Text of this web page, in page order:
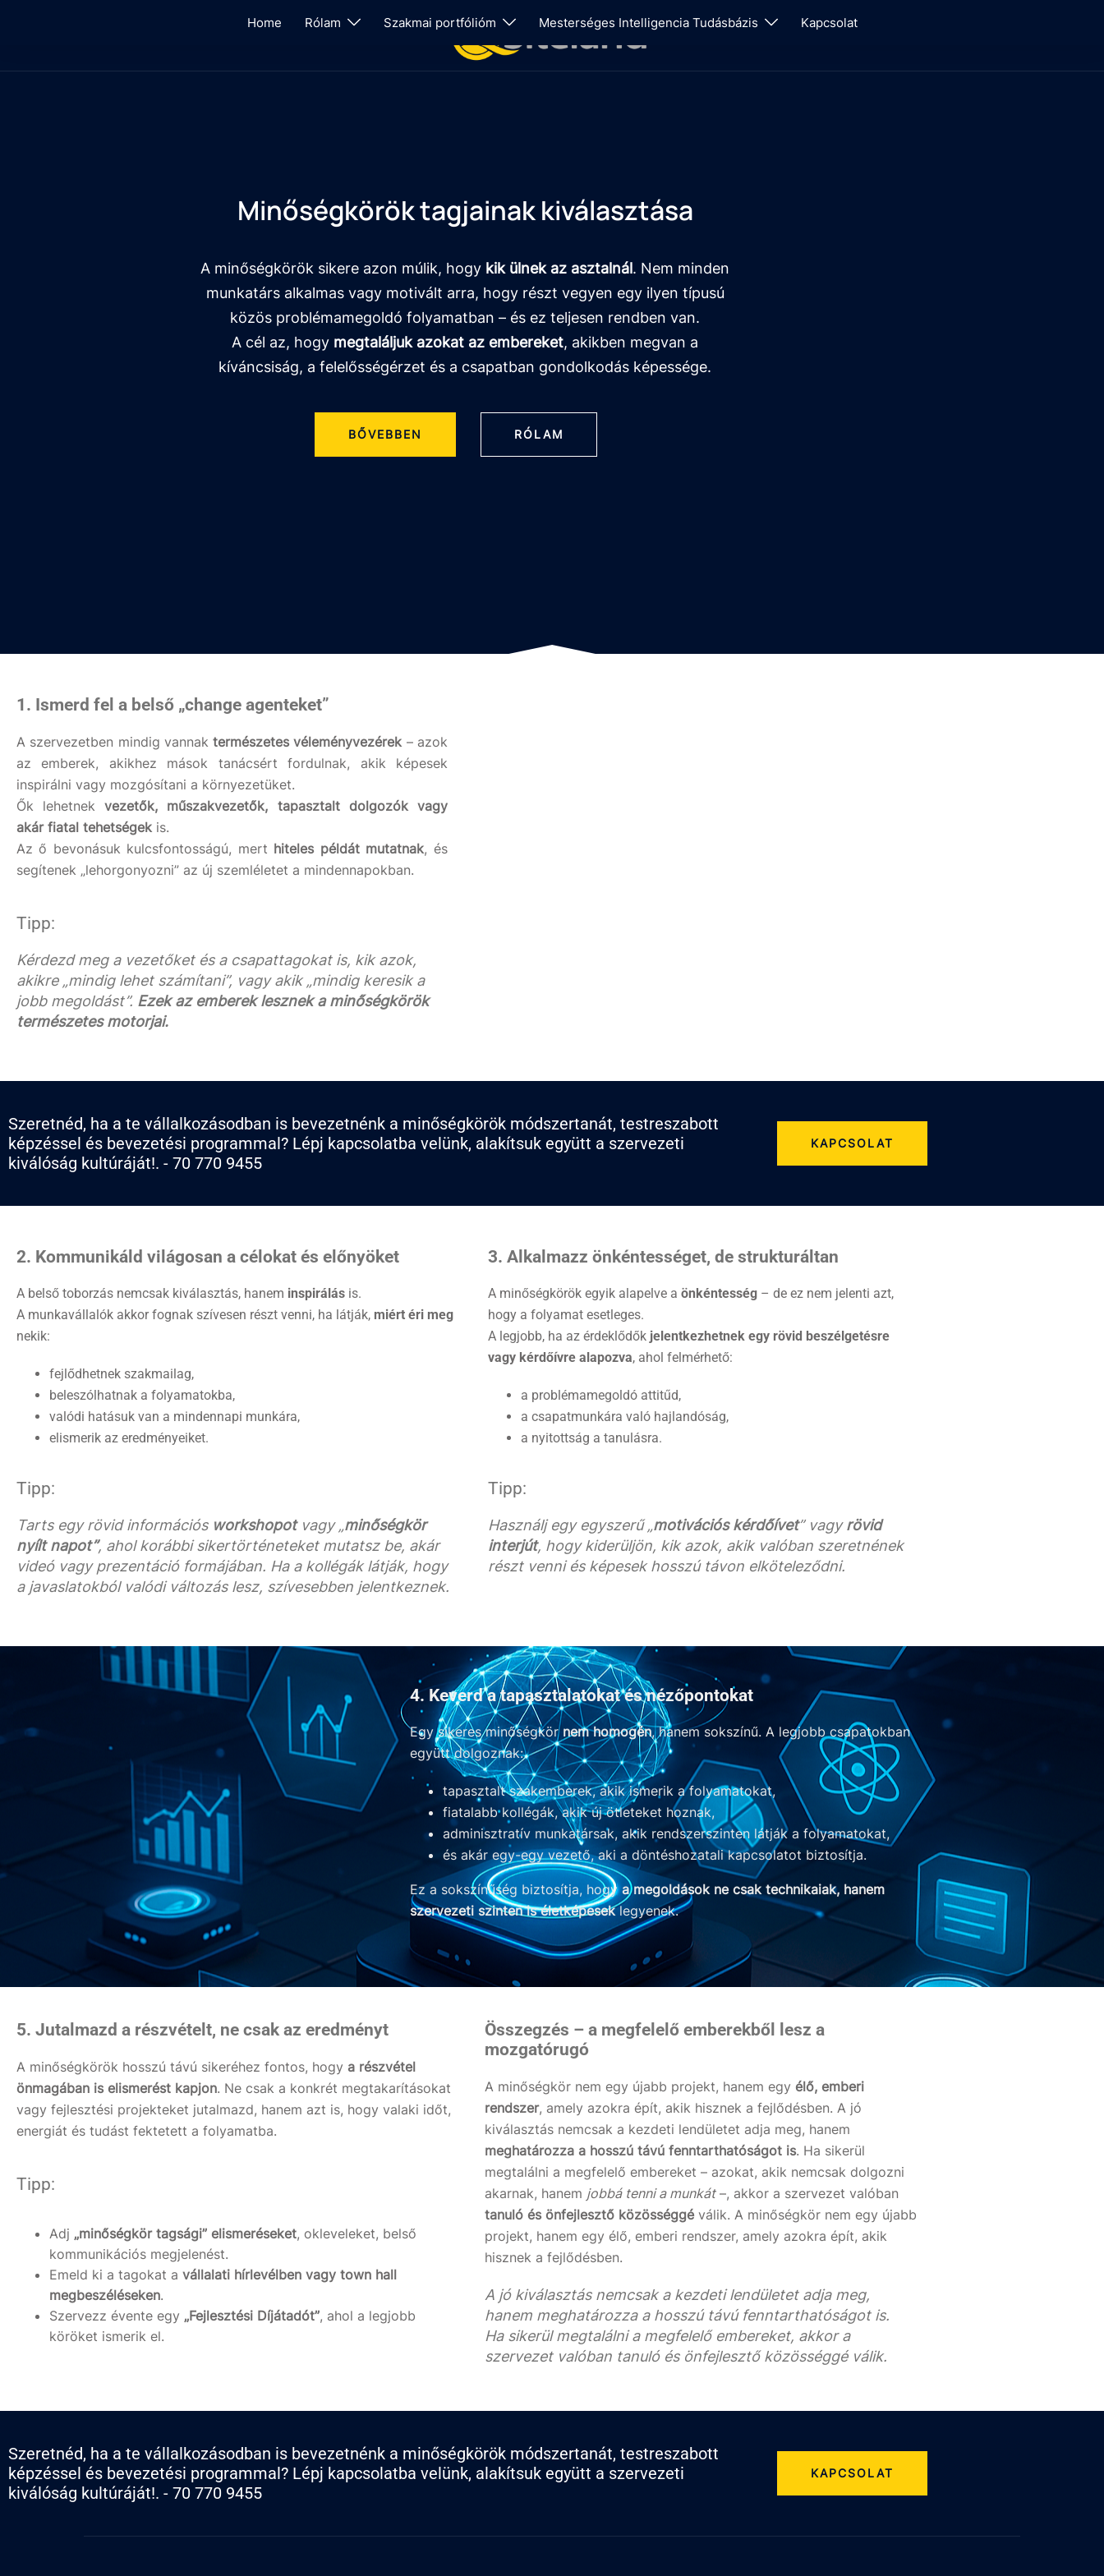
Home Rólam Szakmai portfólióm Mesterséges Intelligencia Tudásbázis Kapcsolat
Minőségkörök tagjainak kiválasztása
A minőségkörök sikere azon múlik, hogy kik ülnek az asztalnál. Nem minden
munkatárs alkalmas vagy motivált arra, hogy részt vegyen egy ilyen típusú
közös problémamegoldó folyamatban – és ez teljesen rendben van.
A cél az, hogy megtaláljuk azokat az embereket, akikben megvan a
kíváncsiság, a felelősségérzet és a csapatban gondolkodás képessége.
BŐVEBBEN RÓLAM
1. Ismerd fel a belső „change agenteket”
A szervezetben mindig vannaktermészetes véleményvezérek– azok
az emberek, akikhez mások tanácsért fordulnak, akik képesek
inspirálni vagy mozgósítani a környezetüket.
Ők lehetnekvezetők, műszakvezetők, tapasztalt dolgozók vagy
akár fiatal tehetségekis.
Az ő bevonásuk kulcsfontosságú, mert hiteles példát mutatnak, és
segítenek „lehorgonyozni” az új szemléletet a mindennapokban.
Tipp:
Kérdezd meg a vezetőket és a csapattagokat is, kik azok,
akikre „mindig lehet számítani”, vagy akik „mindig keresik a
jobb megoldást”. Ezek az emberek lesznek a minőségkörök
természetes motorjai.
Szeretnéd, ha a te vállalkozásodban is bevezetnénk a minőségkörök módszertanát, testreszabott
képzéssel és bevezetési programmal? Lépj kapcsolatba velünk, alakítsuk együtt a szervezeti
kiválóság kultúráját!. - 70 770 9455
KAPCSOLAT
2. Kommunikáld világosan a célokat és előnyöket
A belső toborzás nemcsak kiválasztás, hanem inspirálás is.
A munkavállalók akkor fognak szívesen részt venni, ha látják, miért éri meg
nekik:
fejlődhetnek szakmailag,
beleszólhatnak a folyamatokba,
valódi hatásuk van a mindennapi munkára,
elismerik az eredményeiket.
Tipp:
Tarts egy rövid információs workshopot vagy „minőségkör
nyílt napot”, ahol korábbi sikertörténeteket mutatsz be, akár
videó vagy prezentáció formájában. Ha a kollégák látják, hogy
a javaslatokból valódi változás lesz, szívesebben jelentkeznek.
3. Alkalmazz önkéntességet, de strukturáltan
A minőségkörök egyik alapelve aönkéntesség – de ez nem jelenti azt,
hogy a folyamat esetleges.
A legjobb, ha az érdeklődők jelentkezhetnek egy rövid beszélgetésre
vagy kérdőívre alapozva, ahol felmérhető:
a problémamegoldó attitűd,
a csapatmunkára való hajlandóság,
a nyitottság a tanulásra.
Tipp:
Használj egy egyszerű „motivációs kérdőívet” vagyrövid
interjút, hogy kiderüljön, kik azok, akik valóban szeretnének
részt venni és képesek hosszú távon elköteleződni.
4. Keverd a tapasztalatokat és nézőpontokat
Egy sikeres minőségkör nem homogén, hanem sokszínű. A legjobb csapatokban
együtt dolgoznak:
tapasztalt szakemberek, akik ismerik a folyamatokat,
fiatalabb kollégák, akik új ötleteket hoznak,
adminisztratív munkatársak, akik rendszerszinten látják a folyamatokat,
és akár egy-egy vezető, aki a döntéshozatali kapcsolatot biztosítja.
Ez a sokszínűség biztosítja, hogya megoldások ne csak technikaiak, hanem
szervezeti szinten is életképeseklegyenek.
5. Jutalmazd a részvételt, ne csak az eredményt
A minőségkörök hosszú távú sikeréhez fontos, hogy a részvétel
önmagában is elismerést kapjon. Ne csak a konkrét megtakarításokat
vagy fejlesztési projekteket jutalmazd, hanem azt is, hogy valaki időt,
energiát és tudást fektetett a folyamatba.
Tipp:
Adj „minőségkör tagsági” elismeréseket, okleveleket, belső
kommunikációs megjelenést.
Emeld ki a tagokat a vállalati hírlevélben vagy town hall
megbeszéléseken.
Szervezz évente egy „Fejlesztési Díjátadót”, ahol a legjobb
köröket ismerik el.
Összegzés – a megfelelő emberekből lesz a
mozgatórugó
A minőségkör nem egy újabb projekt, hanem egy élő, emberi
rendszer, amely azokra épít, akik hisznek a fejlődésben. A jó
kiválasztás nemcsak a kezdeti lendületet adja meg, hanem
meghatározza a hosszú távú fenntarthatóságot is. Ha sikerül
megtalálni a megfelelő embereket – azokat, akik nemcsak dolgozni
akarnak, hanem jobbá tenni a munkát–, akkor a szervezet valóban
tanuló és önfejlesztő közösséggé válik. A minőségkör nem egy újabb
projekt, hanem egy élő, emberi rendszer, amely azokra épít, akik
hisznek a fejlődésben.
A jó kiválasztás nemcsak a kezdeti lendületet adja meg,
hanem meghatározza a hosszú távú fenntarthatóságot is.
Ha sikerül megtalálni a megfelelő embereket, akkor a
szervezet valóban tanuló és önfejlesztő közösséggé válik.
Szeretnéd, ha a te vállalkozásodban is bevezetnénk a minőségkörök módszertanát, testreszabott
képzéssel és bevezetési programmal? Lépj kapcsolatba velünk, alakítsuk együtt a szervezeti
kiválóság kultúráját!. - 70 770 9455
KAPCSOLAT